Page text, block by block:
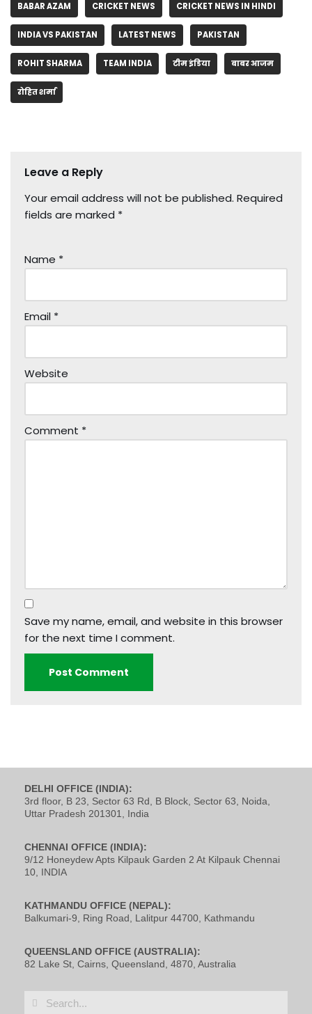
BABAR AZAM CRICKET NEWS CRICKET NEWS IN HINDI
INDIA VS PAKISTAN LATEST NEWS PAKISTAN
ROHIT SHARMA TEAM INDIA टीम इंडिया बाबर आजम
रोहित शर्मा
Leave a Reply
Your email address will not be published. Required
fields are marked *
Name *
Email *
Website
Comment *
Save my name, email, and website in this browser
for the next time I comment.
DELHI OFFICE (INDIA):
3rd floor, B 23, Sector 63 Rd, B Block, Sector 63, Noida,
Uttar Pradesh 201301, India
CHENNAI OFFICE (INDIA):
9/12 Honeydew Apts Kilpauk Garden 2 At Kilpauk Chennai
10, INDIA
KATHMANDU OFFICE (NEPAL):
Balkumari-9, Ring Road, Lalitpur 44700, Kathmandu
QUEENSLAND OFFICE (AUSTRALIA):
82 Lake St, Cairns, Queensland, 4870, Australia